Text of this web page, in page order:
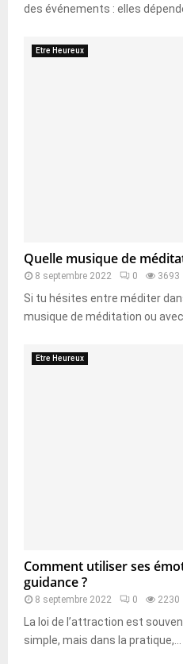
des événements : elles
Etre Heureux
Quelle musique de
8 septembre 2022 0 3693
Si tu hésites entre méditer
musique de méditation ou
Etre Heureux
Comment utiliser ses
guidance ?
8 septembre 2022 0 2230
La loi de l’attraction est
simple, mais dans la pratique,...